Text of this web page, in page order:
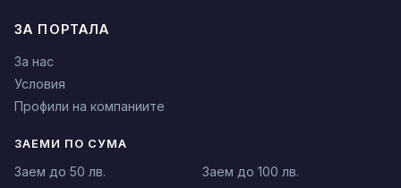
ЗА ПОРТАЛА
За нас
Условия
Профили на компаниите
ЗАЕМИ ПО СУМА
Заем до 50 лв.
Заем до 100 лв.